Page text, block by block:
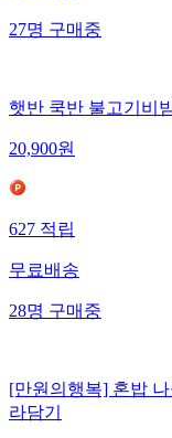
27명 구매중
햇반 쿡반 불고기비
20,900원
627적립
무료배송
28명구매중
[만원의행복] 혼밥
라담기